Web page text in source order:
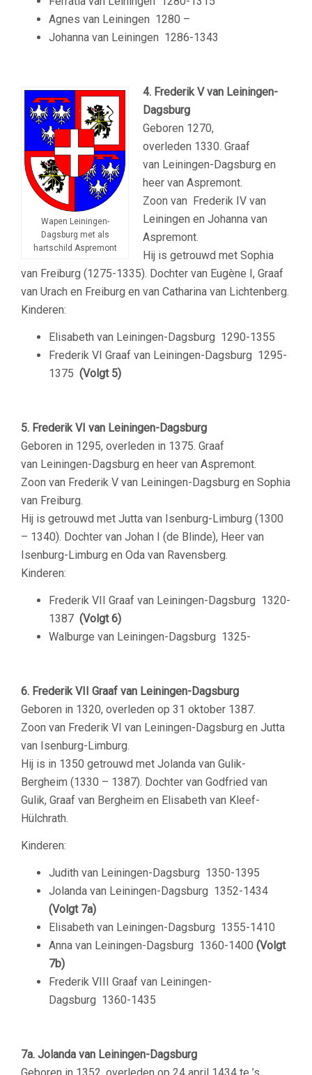
Agnes van Leiningen 1280 –
Johanna van Leiningen 1286-1343
Wapen Leiningen-
Dagsburg met als
hartschild Aspremont
4. Frederik V van Leiningen-
Dagsburg
Geboren 1270,
overleden 1330. Graaf
van Leiningen-Dagsburg en
heer van Aspremont.
Zoon van Frederik IV van
Leiningen en Johanna van
Aspremont.
Hij is getrouwd met Sophia
van Freiburg (1275-1335). Dochter van Eugène I, Graaf
van Urach en Freiburg en van Catharina van Lichtenberg.
Kinderen:
Elisabeth van Leiningen-Dagsburg 1290-1355
Frederik VI Graaf van Leiningen-Dagsburg 1295-
1375 (Volgt 5)
5. Frederik VI van Leiningen-Dagsburg
Geboren in 1295, overleden in 1375. Graaf
van Leiningen-Dagsburg en heer van Aspremont.
Zoon van Frederik V van Leiningen-Dagsburg en Sophia
van Freiburg.
Hij is getrouwd met Jutta van Isenburg-Limburg (1300
– 1340). Dochter van Johan I (de Blinde), Heer van
Isenburg-Limburg en Oda van Ravensberg.
Kinderen:
Frederik VII Graaf van Leiningen-Dagsburg 1320-
1387 (Volgt 6)
Walburge van Leiningen-Dagsburg 1325-
6. Frederik VII Graaf van Leiningen-Dagsburg
Geboren in 1320, overleden op 31 oktober 1387.
Zoon van Frederik VI van Leiningen-Dagsburg en Jutta
van Isenburg-Limburg.
Hij is in 1350 getrouwd met Jolanda van Gulik-
Bergheim (1330 – 1387). Dochter van Godfried van
Gulik, Graaf van Bergheim en Elisabeth van Kleef-
Hülchrath.
Kinderen:
Judith van Leiningen-Dagsburg 1350-1395
Jolanda van Leiningen-Dagsburg 1352-1434
(Volgt 7a)
Elisabeth van Leiningen-Dagsburg 1355-1410
Anna van Leiningen-Dagsburg 1360-1400 (Volgt
7b)
Frederik VIII Graaf van Leiningen-
Dagsburg 1360-1435
7a. Jolanda van Leiningen-Dagsburg